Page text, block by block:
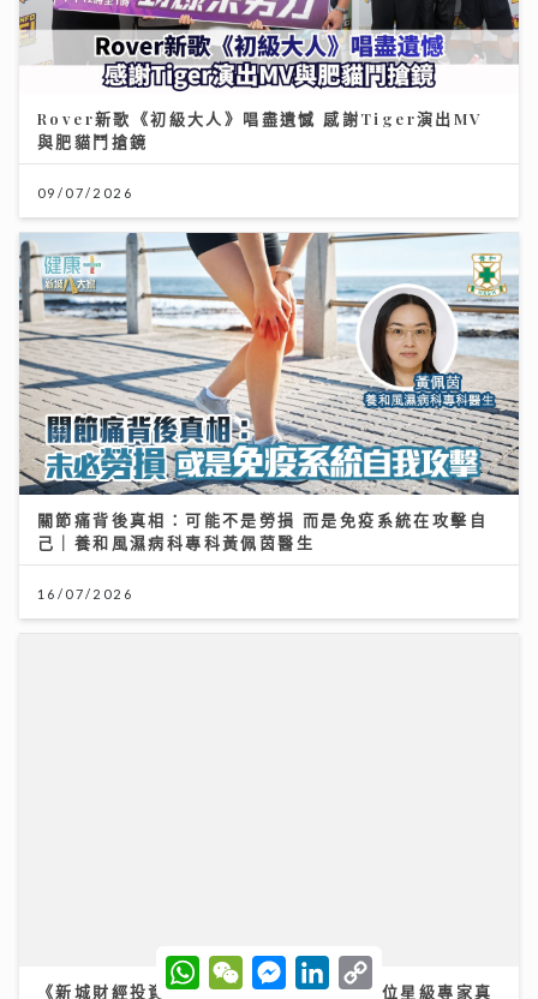
Rover新歌《初級大人》唱盡遺憾 感謝Tiger演出MV
與肥貓鬥搶鏡
09/07/2026
關節痛背後真相：可能不是勞損 而是免疫系統在攻擊自
己｜養和風濕病科專科黃佩茵醫生
16/07/2026
11/07/2026
W
h
W
e
M
e
L
o